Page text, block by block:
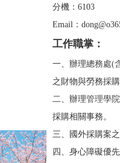
分機：6103
Email：
工作職掌：
一、辦理總務處(
之財物與勞務採購
二、辦理管理學
採購相關事務。
三、國外採購案
四、身心障礙優